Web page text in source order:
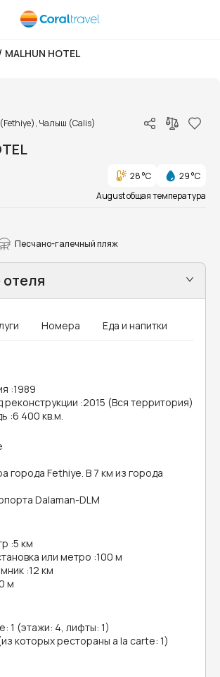
MALHUN HOTEL
(Fethiye), Чалыш (Calis)
28 °C
29 °C
August общая температура
Песчано-галечный пляж
Номера Еда и напитки
:1989
реконструкции :2015 (Вся территория)
:6 400 кв.м.
города Fethiye. В 7 км из города
Dalaman-DLM
:5 км
или метро :100 м
:12 км
м
1 (этажи: 4, лифты: 1)
которых рестораны a la carte: 1)